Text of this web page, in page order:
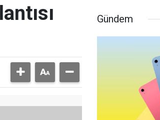
Gündem